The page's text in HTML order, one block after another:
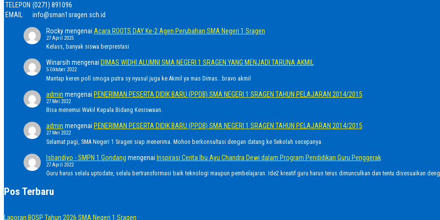
TELEPON (0271) 891096
EMAIL
info@sman1sragen.sch.id
Rockymengenai Acara ROOTS DAY Ke-2 Agen Perubahan SMA Negeri 1 Sragen
27 April 2025
Kelass, banyak siswa berprestasi
Winarsih mengenai DIMAS WIDHI ALUMNI SMA NEGERI 1 SRAGEN YANG MENJADI TARUNA AKMIL
5 Oktober 2022
Mantap keren poll smoga putra sy nyusul juga ke Akmil ya mas Dimas...bravo akmil
admin mengenai PENERIMAN PESERTA DIDIK BARU (PPDB) SMA NEGERI 1 SRAGEN TAHUN PELAJARAN 2014/2015
27 Mei 2022
Bisa menemui Wakil Kepala Bidang Kesiswaan.
admin mengenai PENERIMAN PESERTA DIDIK BARU (PPDB) SMA NEGERI 1 SRAGEN TAHUN PELAJARAN 2014/2015
27 Mei 2022
Selamat pagi, SMA Negeri 1 Sragen siap menerima. Mohon berkonsultasi dengan datang ke Sekolah secepanya.
Isbandiyo - SMPN 1 Gondang mengenai Inspirasi Cerita Ibu Ayu Chandra Dewi dalam Program Pendidikan Guru Penggerak
27 April 2022
Guru harus selalu uptodate, selalu bertransformasi baik teknologi maupun pembelajaran. Ide2 kreatif guru harus terus dimunculkan dan tentu disesuaikan
Pos Terbaru
Laporan BOSP Tahun 2026 SMA Negeri 1 Sragen